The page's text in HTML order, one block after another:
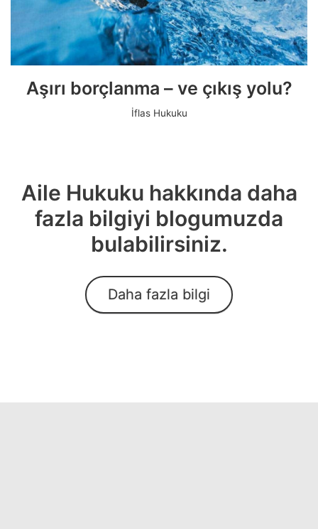
Aşırı borçlanma – ve çıkış yolu?
İflas Hukuku
Aile Hukuku hakkında daha
fazla bilgiyi blogumuzda
bulabilirsiniz.
Daha fazla bilgi